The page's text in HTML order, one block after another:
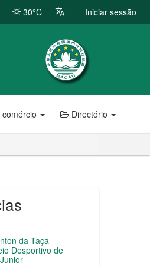
30°C Iniciar sessão
Directório
da Taça
Desportivo de